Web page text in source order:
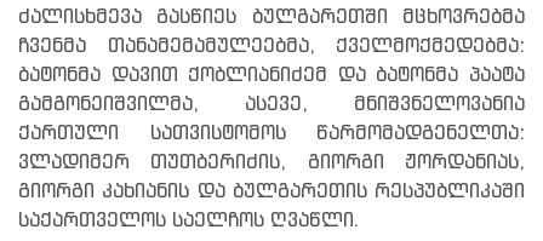
ძალისხმევა გასწიეს ბულგარეთში მცხოვრებმა
ჩვენმა თანამემამულეებმა, ქველმოქმედებმა:
ბატონმა დავით ქობლიანიძემ და ბატონმა პაატა
გამგონეიშვილმა, ასევე, მნიშვნელოვანია
ქართული სათვისტომოს წარმომადგენელთა:
ვლადიმერ თუთბერიძის, გიორგი ჟორდანიას,
გიორგი კახიანის და ბულგარეთის რესპუბლიკაში
საქართველოს საელჩოს ღვაწლი.